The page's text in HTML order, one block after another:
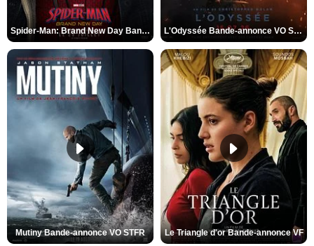
Spider-Man: Brand New Day Bande-annonce VO STFR L'Odyssée Bande-annonce VO STFR
Mutiny Bande-annonce VO STFR Le Triangle d'or Bande-annonce VF